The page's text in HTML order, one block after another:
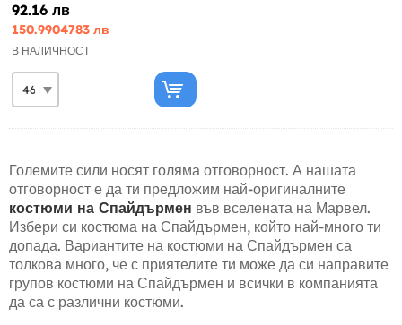
92.16 лв
150.9904783 лв
В НАЛИЧНОСТ
Големите сили носят голяма отговорност. А нашата
отговорност е да ти предложим най-оригиналните
костюми на Спайдърмен във вселената на Марвел.
Избери си костюма на Спайдърмен, който най-много ти
допада. Вариантите на костюми на Спайдърмен са
толкова много, че с приятелите ти може да си направите
групов костюми на Спайдърмен и всички в компанията
да са с различни костюми.